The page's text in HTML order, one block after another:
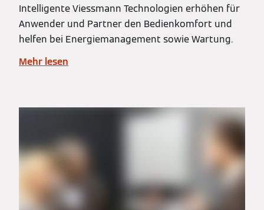
Intelligente Viessmann Technologien erhöhen für
Anwender und Partner den Bedienkomfort und
helfen bei Energiemanagement sowie Wartung.
Mehr lesen